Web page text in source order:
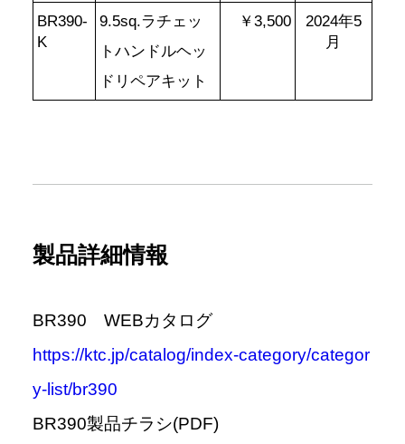
BR390-
K
9.5sq.ラチェッ
トハンドルヘッ
ドリペアキット
￥3,500
2024年5
月
製品詳細情報
BR390 WEBカタログ
https://ktc.jp/catalog/index-category/categor
y-list/br390
BR390製品チラシ(PDF)